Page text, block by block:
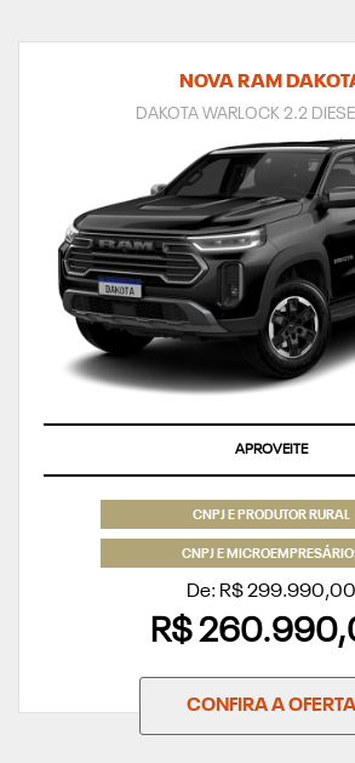
NOVA RAM
DAKOTA WARLOCK 2.2
APROVEITE
CNPJ E PRODUTOR RURAL
CNPJ E
De: R$ 299.990,00
R$
CONFIRA A OFERTA